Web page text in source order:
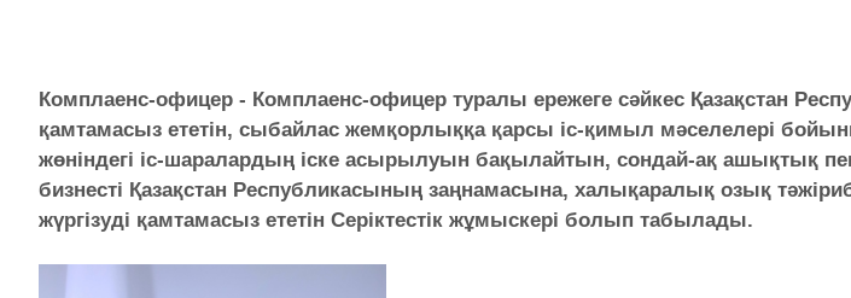
Комплаенс-офицер - Комплаенс-офицер туралы ережеге сәйкес Қазақстан
қамтамасыз ететін, сыбайлас жемқорлыққа қарсы іс-қимыл мәселелері
жөніндегі іс-шаралардың іске асырылуын бақылайтын, сондай-ақ ашықтық
бизнесті Қазақстан Республикасының заңнамасына, халықаралық озық
жүргізуді қамтамасыз ететін Серіктестік жұмыскері болып табылады.